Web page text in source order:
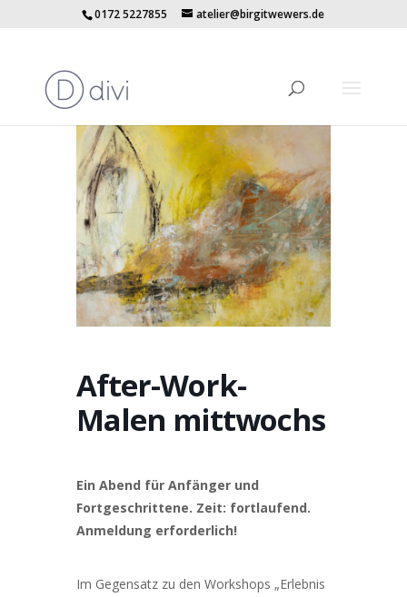
0172 5227855 atelier@birgitwewers.de
After-Work-
Malen mittwochs
Ein Abend für Anfänger und
Fortgeschrittene. Zeit: fortlaufend.
Anmeldung erforderlich!
Im Gegensatz zu den Workshops „Erlebnis